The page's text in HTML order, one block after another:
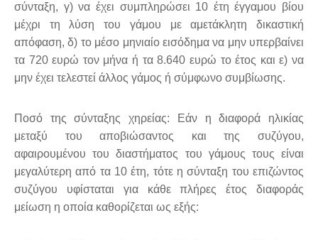
σύνταξη, γ) να έχει συμπληρώσει 10 έτη έγγαμου βίου
μέχρι τη λύση του γάμου με αμετάκλητη δικαστική
απόφαση, δ) το μέσο μηνιαίο εισόδημα να μην υπερβαίνει
τα 720 ευρώ τον μήνα ή τα 8.640 ευρώ το έτος και ε) να
μην έχει τελεστεί άλλος γάμος ή σύμφωνο συμβίωσης.
Ποσό της σύνταξης χηρείας: Εάν η διαφορά ηλικίας
μεταξύ του αποβιώσαντος και της συζύγου,
αφαιρουμένου του διαστήματος του γάμους τους είναι
μεγαλύτερη από τα 10 έτη, τότε η σύνταξη του επιζώντος
συζύγου υφίσταται για κάθε πλήρες έτος διαφοράς
μείωση η οποία καθορίζεται ως εξής: